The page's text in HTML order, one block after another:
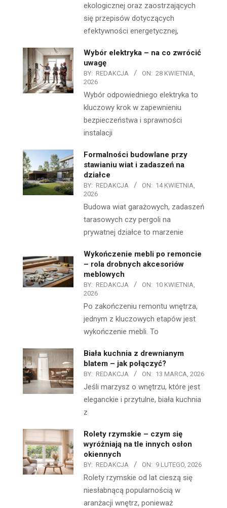
ekologicznej oraz zaostrzających
się przepisów dotyczących
efektywności energetycznej,
Wybór elektryka – na co zwrócić
uwagę
BY: REDAKCJA ON: 28 KWIETNIA,
2026
Wybór odpowiedniego elektryka to
kluczowy krok w zapewnieniu
bezpieczeństwa i sprawności
instalacji
Formalności budowlane przy
stawianiu wiat i zadaszeń na
działce
BY: REDAKCJA ON: 14 KWIETNIA,
2026
Budowa wiat garażowych, zadaszeń
tarasowych czy pergoli na
prywatnej działce to marzenie
Wykończenie mebli po remoncie
– rola drobnych akcesoriów
meblowych
BY: REDAKCJA ON: 10 KWIETNIA,
2026
Po zakończeniu remontu wnętrza,
jednym z kluczowych etapów jest
wykończenie mebli. To
Biała kuchnia z drewnianym
blatem – jak połączyć?
BY: REDAKCJA ON: 13 MARCA, 2026
Jeśli marzysz o wnętrzu, które jest
eleganckie i przytulne, biała kuchnia
z
Rolety rzymskie – czym się
wyróżniają na tle innych osłon
okiennych
BY: REDAKCJA ON: 9 LUTEGO, 2026
Rolety rzymskie od lat cieszą się
niesłabnącą popularnością w
aranżacji wnętrz, ponieważ